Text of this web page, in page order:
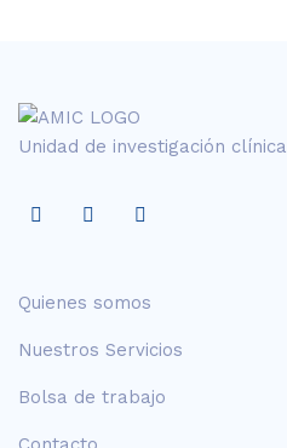
Unidad de investigación clínica
Quienes somos
Nuestros Servicios
Bolsa de trabajo